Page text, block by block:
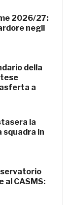
2026/27:
negli
della
a
la
squadra in
al CASMS: